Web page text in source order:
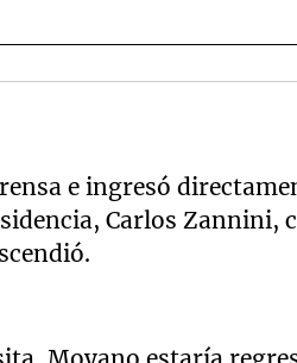
e ingresó
Carlos Zannini,